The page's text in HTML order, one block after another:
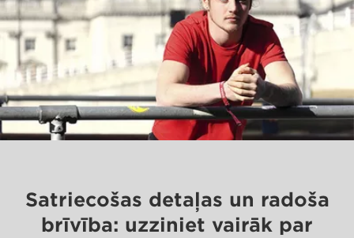
Satriecošas detaļas un radoša
brīvība: uzziniet vairāk par